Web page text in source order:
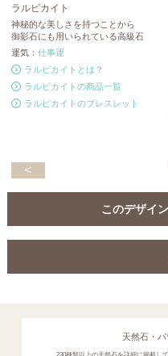
ラルビカイト
神秘的な美しさを持つことから
御影石にも用いられている高級石
運気： 仕事運
ラルビカイトとは？
ラルビカイトの商品一覧
ラルビカイトのブレスレット
<
このデザイ
天然石・